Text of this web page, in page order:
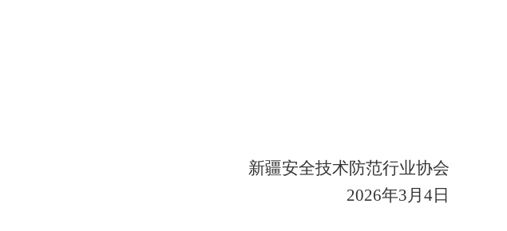
新疆安全技术防范行业协会
2026年3月 4日